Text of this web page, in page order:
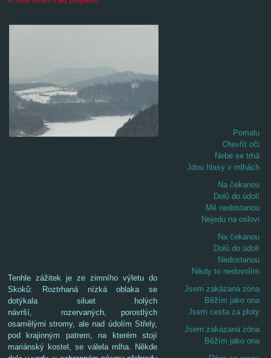
Tenhle zážitek je ze zimního výletu do
Skoků: Roztrhaná nízká oblaka se
dotýkala siluet holých
návrší, rozervaných, porostlých
osamělými stromy, ale nad údolím Střely,
pod krajinným patrem, na kterém stojí
mariánský kostel, se válela mlha. Někde
Pomalu
Otevřít oči
Nebe se trhá
Jdou hlasy v mlhách
Na čekanou
Dolů do údolí
Mě nedostanou
Nejedu na oslovi
Na čekanou
Dolů do údolí
Nedostanou
Nikdy to nedovolím
Jsem zakázaná zóna
Běžím jako ona
Jsem cesta za ploty
Jsem zakázaná zóna
Běžím jako ona